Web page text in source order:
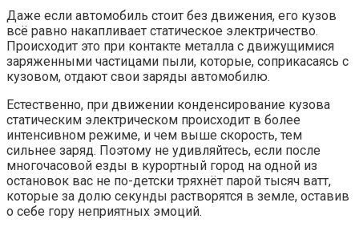
Даже если автомобиль стоит без движения, его кузов
всё равно накапливает статическое электричество.
Происходит это при контакте металла с движущимися
заряженными частицами пыли, которые, соприкасаясь с
кузовом, отдают свои заряды автомобилю.
Естественно, при движении конденсирование кузова
статическим электрическом происходит в более
интенсивном режиме, и чем выше скорость, тем
сильнее заряд. Поэтому не удивляйтесь, если после
многочасовой езды в курортный город на одной из
остановок вас не по-детски тряхнёт парой тысяч ватт,
которые за долю секунды растворятся в земле, оставив
о себе гору неприятных эмоций.